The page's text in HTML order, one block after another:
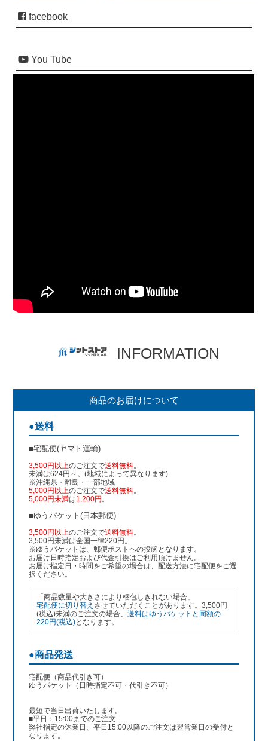
facebook
You Tube
INFORMATION
商品のお届けについて
●送料
■宅配便(ヤマト運輸)
3,500円以上のご注文で送料無料。
未満は624円～。(地域によって異なります)
※沖縄県・離島・一部地域
5,000円以上のご注文で送料無料。
5,000円未満は1,200円 。
■ゆうパケット(日本郵便)
3,500円以上のご注文で送料無料。
3,500円未満は全国一律220円。
※ゆうパケットは、郵便ポストへの投函となります。
お届け日時指定および代金引換はご利用頂けません。
お届け指定日・時間をご希望の場合は、配送方法に宅配便をご選
択ください。
「商品数量や大きさにより梱包しきれない場合」
宅配便に切り替え させていただくことがあります。3,500円
(税込)未満のご注文の場合、送料はゆうパケットと同額の
220円(税込)となります。
●商品発送
宅配便（商品代引き可）
ゆうパケット（日時指定不可・代引き不可）
最短で当日出荷いたします。
■平日：15:00までのご注文
弊社指定の休業日、平日15:00以降のご注文は翌営業日の受付と
なります。